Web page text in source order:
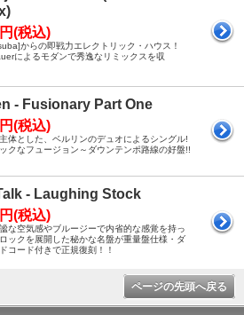
(税込)
からの即戦力エレクトリック・ハウス！
によるモダンで秀逸なリミックスを収
- Fusionary Part One
(税込)
体とした、ベルリンのデュオによるシングル!
クなフュージョン～ダウンテンポ路線の好盤!!
- Laughing Stock
(税込)
な空気感やブルージーで内省的な感覚を持っ
ックを展開した秘かな名盤が重量盤仕様・ダ
コード付きで正規復刻！！
ページの先頭へ戻る